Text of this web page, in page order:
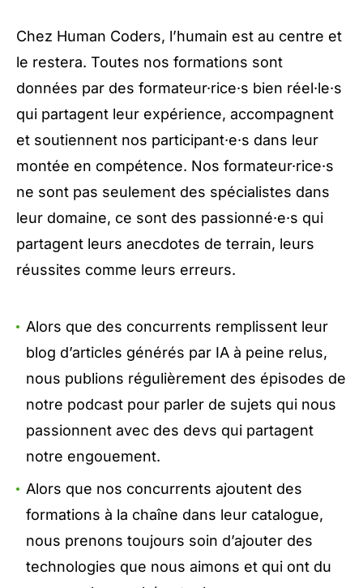
Chez Human Coders, l’humain est au centre et
le restera. Toutes nos formations sont
données par des formateur·rice·s bien réel·le·s
qui partagent leur expérience, accompagnent
et soutiennent nos participant·e·s dans leur
montée en compétence. Nos formateur·rice·s
ne sont pas seulement des spécialistes dans
leur domaine, ce sont des passionné·e·s qui
partagent leurs anecdotes de terrain, leurs
réussites comme leurs erreurs.
Alors que des concurrents remplissent leur
blog d’articles générés par IA à peine relus,
nous publions régulièrement des épisodes de
notre podcast pour parler de sujets qui nous
passionnent avec des devs qui partagent
notre engouement.
Alors que nos concurrents ajoutent des
formations à la chaîne dans leur catalogue,
nous prenons toujours soin d’ajouter des
technologies que nous aimons et qui ont du